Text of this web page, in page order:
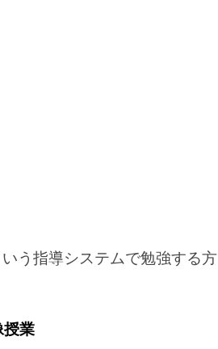
う指導システムで勉強する方
授業